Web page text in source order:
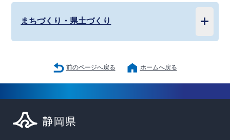
まちづくり・県土づくり
前のページへ戻る ホームへ戻る